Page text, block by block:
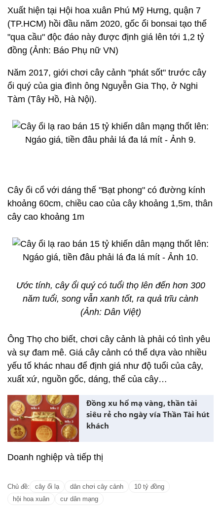
Xuất hiện tại Hội hoa xuân Phú Mỹ Hưng, quận 7
(TP.HCM) hồi đầu năm 2020, gốc ổi bonsai tạo thế
"qua cầu" độc đáo này được định giá lên tới 1,2 tỷ
đồng (Ảnh: Báo Phụ nữ VN)
Năm 2017, giới chơi cây cảnh "phát sốt" trước cây
ổi quý của gia đình ông Nguyễn Gia Thọ, ở Nghi
Tàm (Tây Hồ, Hà Nội).
Cây ổi cổ với dáng thế "Bạt phong" có đường kính
khoảng 60cm, chiều cao của cây khoảng 1,5m, thân
cây cao khoảng 1m
Ước tính, cây ổi quý có tuổi thọ lên đến hơn 300
năm tuổi, song vẫn xanh tốt, ra quả trĩu cành
(Ảnh: Dân Việt)
Ông Thọ cho biết, chơi cây cảnh là phải có tình yêu
và sự đam mê. Giá cây cảnh có thể dựa vào nhiều
yếu tố khác nhau để định giá như độ tuổi của cây,
xuất xứ, nguồn gốc, dáng, thế của cây…
Đồng xu hổ mạ vàng, thần tài
siêu rẻ cho ngày vía Thần Tài hút
khách
Doanh nghiệp và tiếp thị
Chủ đề: cây ổi lạ dân chơi cây cảnh
10 tỷ đồng
hội hoa xuân
cư dân mạng